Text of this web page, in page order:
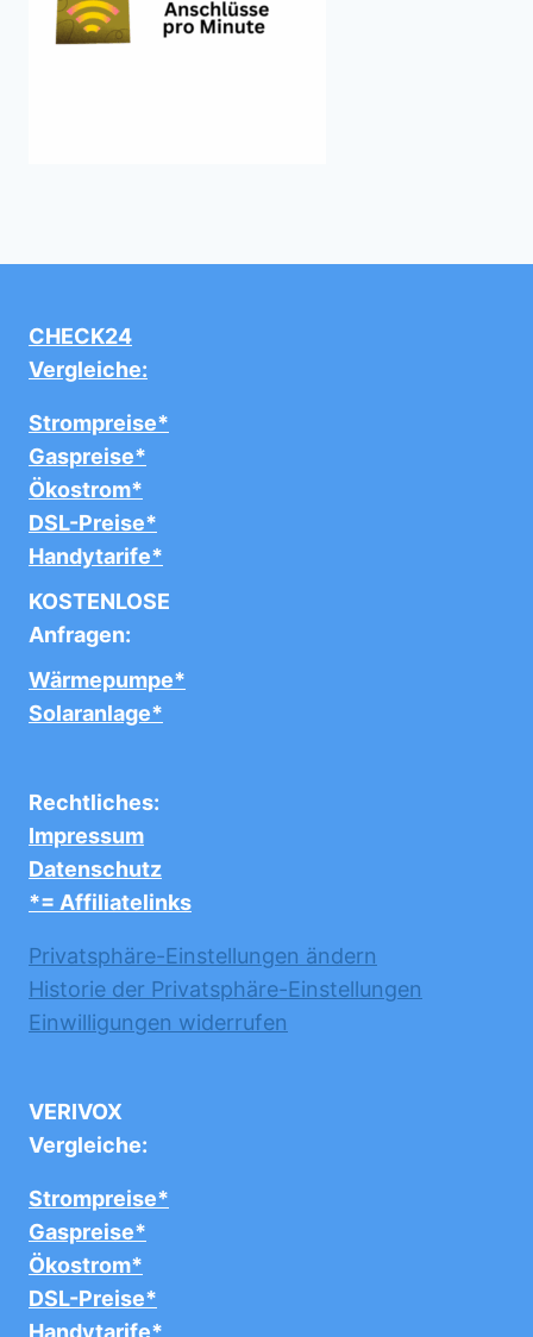
CHECK24
Vergleiche:
Strompreise*
Gaspreise*
Ökostrom*
DSL-Preise*
Handytarife*
KOSTENLOSE
Anfragen:
Wärmepumpe*
Solaranlage*
Rechtliches:
Impressum
Datenschutz
*= Affiliatelinks
Privatsphäre-Einstellungen ändern
Historie der Privatsphäre-Einstellungen
Einwilligungen widerrufen
VERIVOX
Vergleiche:
Strompreise*
Gaspreise*
Ökostrom*
DSL-Preise*
Handytarife*